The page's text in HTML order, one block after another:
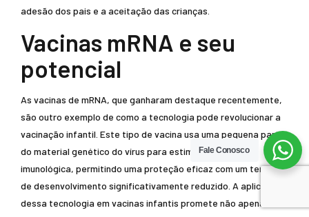
adesão dos pais e a aceitação das crianças.
Vacinas mRNA e seu
potencial
As vacinas de mRNA, que ganharam destaque recentemente,
são outro exemplo de como a tecnologia pode revolucionar a
vacinação infantil. Este tipo de vacina usa uma pequena parte
do material genético do vírus para estimular a resposta
imunológica, permitindo uma proteção eficaz com um tempo
de desenvolvimento significativamente reduzido. A aplicação
dessa tecnologia em vacinas infantis promete não apenas
Fale Conosco